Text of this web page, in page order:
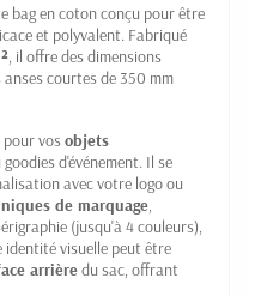
bag en coton conçu pour être
et polyvalent. Fabriqué
, il offre des dimensions
courtes de 350 mm
pour vosobjets
goodies d'événement. Il se
avec votre logo ou
de marquage
(jusqu'à 4 couleurs),
visuelle peut être
arrièredu sac, offrant